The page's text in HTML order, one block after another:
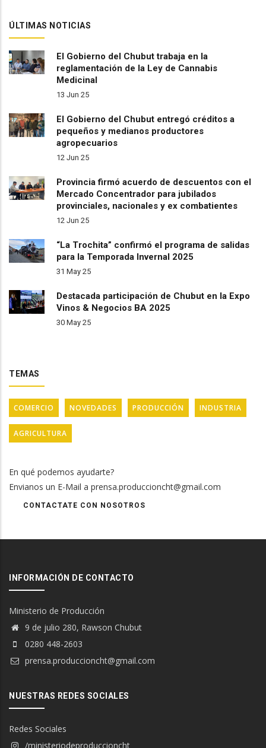
ÚLTIMAS NOTICIAS
El Gobierno del Chubut trabaja en la
reglamentación de la Ley de Cannabis
Medicinal
13 Jun 25
El Gobierno del Chubut entregó créditos a
pequeños y medianos productores
agropecuarios
12 Jun 25
Provincia firmó acuerdo de descuentos con el
Mercado Concentrador para jubilados
provinciales, nacionales y ex combatientes
12 Jun 25
“La Trochita” confirmó el programa de salidas
para la Temporada Invernal 2025
31 May 25
Destacada participación de Chubut en la Expo
Vinos & Negocios BA 2025
30 May 25
TEMAS
COMERCIO NOVEDADES PRODUCCIÓN INDUSTRIA
AGRICULTURA
En qué podemos ayudarte?
Envianos un E-Mail a prensa.produccioncht@gmail.com
CONTACTATE CON NOSOTROS
INFORMACIÓN DE CONTACTO
Ministerio de Producción
9 de julio 280, Rawson Chubut
0280 448-2603
prensa.produccioncht@gmail.com
NUESTRAS REDES SOCIALES
Redes Sociales
/ministeriodeproduccioncht